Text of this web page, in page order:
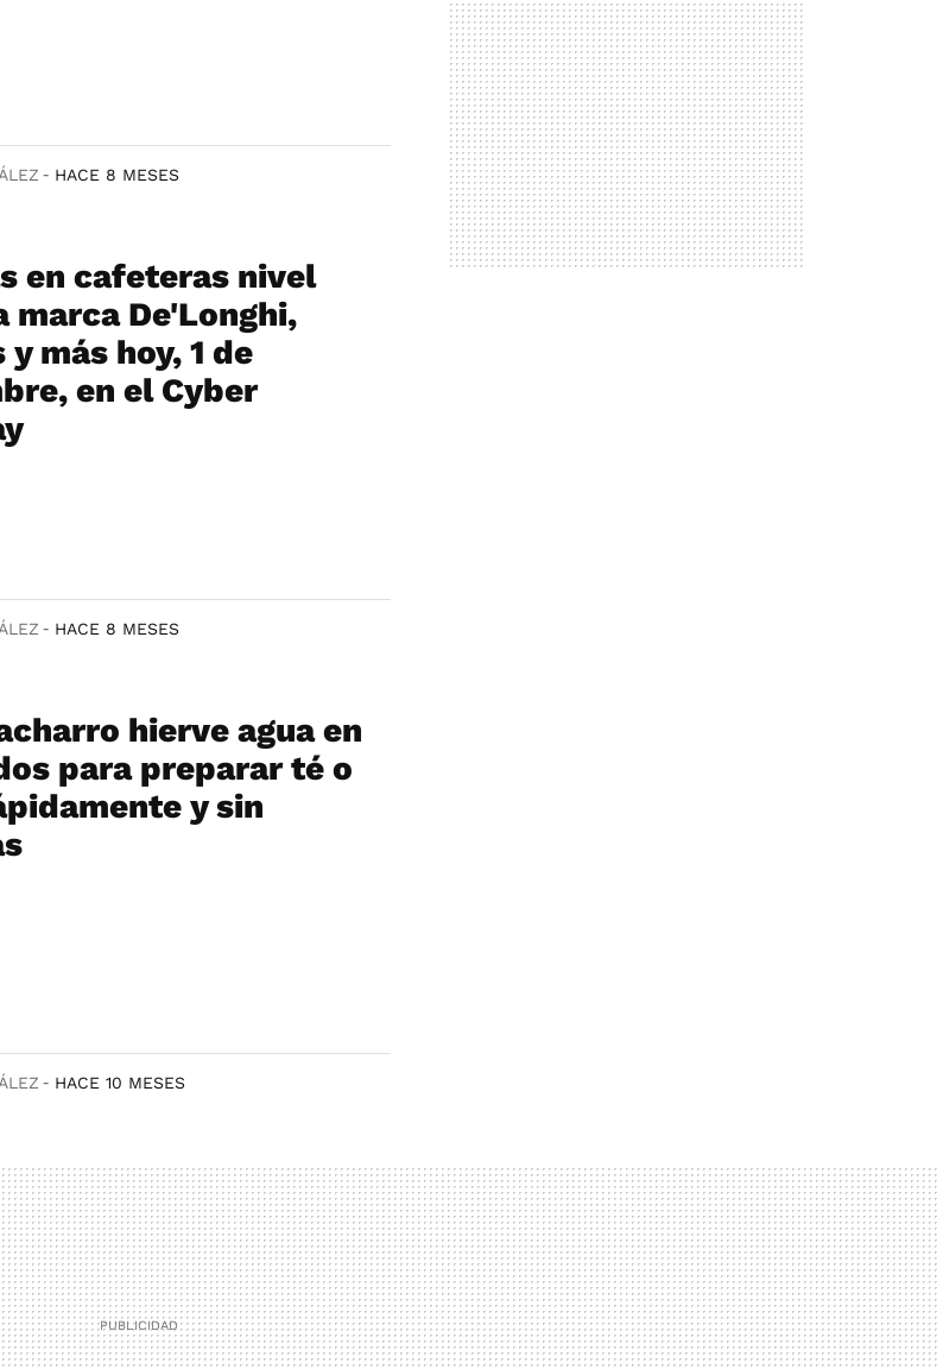
HACE 8 MESES
en cafeteras nivel
marca De'Longhi,
más hoy, 1 de
en el Cyber
HACE 8 MESES
hierve agua en
para preparar té o
y sin
HACE 10 MESES